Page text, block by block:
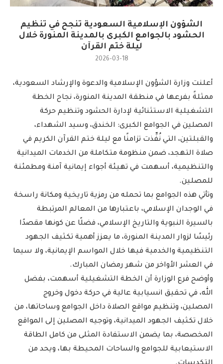
الشؤون الإسلامية السعودية تنجح في تنظيم
الحشود بالجوامع الكبرى بالمدينة المنورة خلال
ليلة ختم القرآن
2026-03-18
أعلنت وزارة الشؤون الإسلامية والدعوة والإرشاد السعودية،
ممثلةً بفرعها في منطقة المدينة المنورة، نجاح الخطة
التشغيلية الاستثنائية لإدارة الحشود وتنظيم حركة
المصلين في الجوامع الكبرى: الخندق، وسيد الشهداء،
والقبلتين، التي نُفِّذت تزامنًا مع ليلة ختم القرآن الكريم في
صلاة التهجد، ضمن منظومة متكاملة من الخدمات الميدانية
والتنظيمية، أسهمت في تهيئة أجواء إيمانية آمنة ومطمئنة
للمصلين.
وتأتي هذه الجوامع بما تحمله من رمزية تاريخية ومكانة راسخة
في الوجدان الإسلامي، باعتبارها من المعالم المرتبطة
بالسيرة النبوية والتاريخ الإسلامي، فضلًا عن كونها مقصدًا
رئيسًا لزوار المدينة المنورة، ما يعزز أهمية تكثيف الجهود
التنظيمية والخدمية فيها خلال المواسم الإيمانية، ولا سيما
في العشر الأواخر من شهر رمضان المبارك.
وأوضح فرع الوزارة أن الخطة التشغيلية أسهمت، بفضل
الله، في تحقيق انسيابية عالية في حركة دخول وخروج
المصلين، وتنظيم مواقع الصلاة داخل الجوامع وساحاتها، من
خلال تكثيف الجهود الميدانية، وتوجيه المصلين إلى المواقع
المخصصة، بما يضمن الاستفادة المثلى من كامل الطاقة
الاستيعابية للجوامع والساحات المحيطة بها، ويحد من